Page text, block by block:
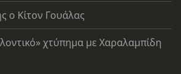
ο Κίτον Γουάλας
χτύπημα με Χαραλαμπίδη